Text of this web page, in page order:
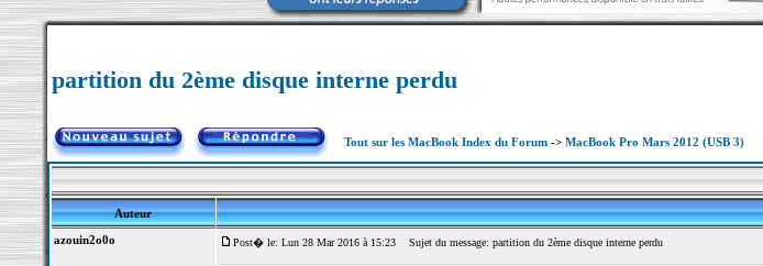
partition du 2ème disque interne perdu
Tout sur les MacBook Index du Forum-> MacBook Pro Mars 2012 (USB 3)
Auteur
azouin2o0o
Post� le: Lun 28 Mar 2016 à 15:23 Sujet du message: partition du 2ème disque interne perdu